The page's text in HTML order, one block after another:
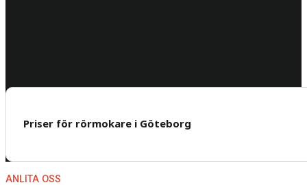
Priser för rörmokare i Göteborg
ANLITA OSS